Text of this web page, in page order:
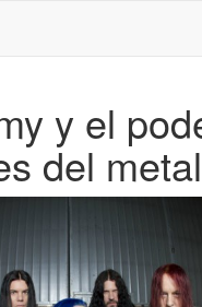
y el
del metal